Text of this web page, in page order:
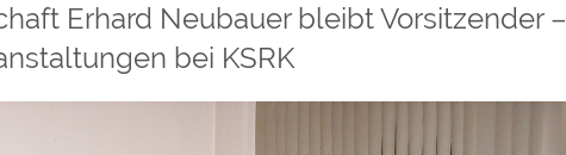
Erhard Neubauer bleibt Vorsitzender –
bei KSRK